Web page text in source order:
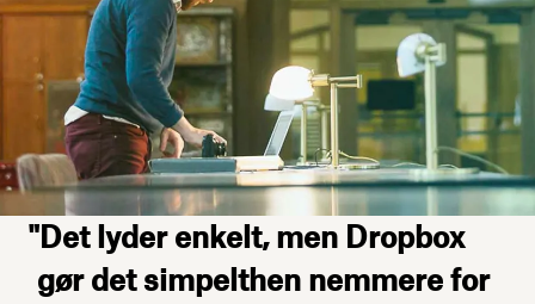
"Det lyder enkelt, men Dropbox
gør det simpelthen nemmere for